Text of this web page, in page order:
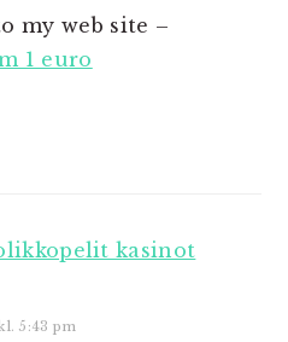
my web site –
1 euro
kasinot
5:43 pm